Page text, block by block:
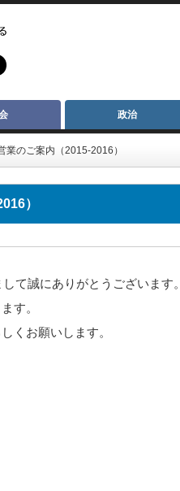
政治
業のご案内（2015-2016）
）
て誠にありがとうございます。
す。
くお願いします。